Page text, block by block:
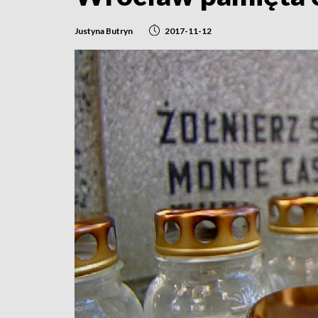
Justyna Butryn 2017-11-12